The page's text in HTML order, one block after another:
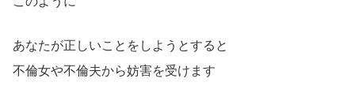
あなたが正しいことをしようとすると
不倫女や不倫夫から妨害を受けます